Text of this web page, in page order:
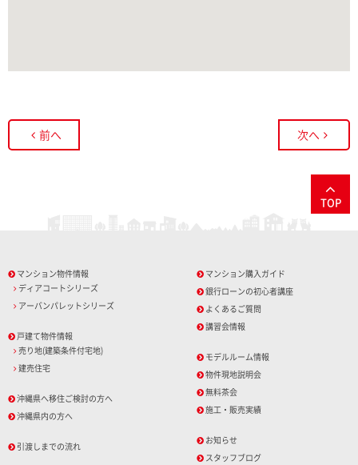
次へ
前へ
TOP
マンション物件情報
ディアコートシリーズ
アーバンパレットシリーズ
戸建て物件情報
売り地(建築条件付宅地)
建売住宅
沖縄県へ移住ご検討の方へ
沖縄県内の方へ
引渡しまでの流れ
マンション購入ガイド
銀行ローンの初心者講座
よくあるご質問
講習会情報
モデルルーム情報
物件現地説明会
無料茶会
施工・販売実績
お知らせ
スタッフブログ